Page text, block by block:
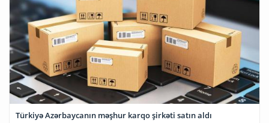
Türkiyə Azərbaycanın məşhur karqo şirkəti satın aldı